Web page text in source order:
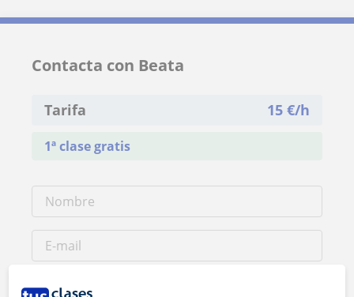
Contacta con Beata
Tarifa 15 €/h
1ª clase gratis